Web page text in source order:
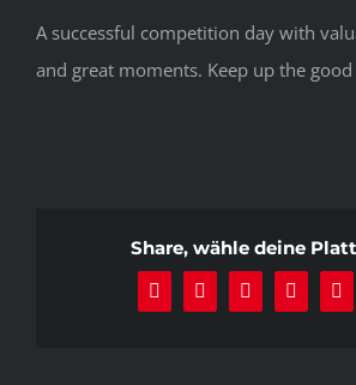
A successful competition day with
and great moments. Keep up the
Share, wähle deine
Facebook
X RedditLinkedIn